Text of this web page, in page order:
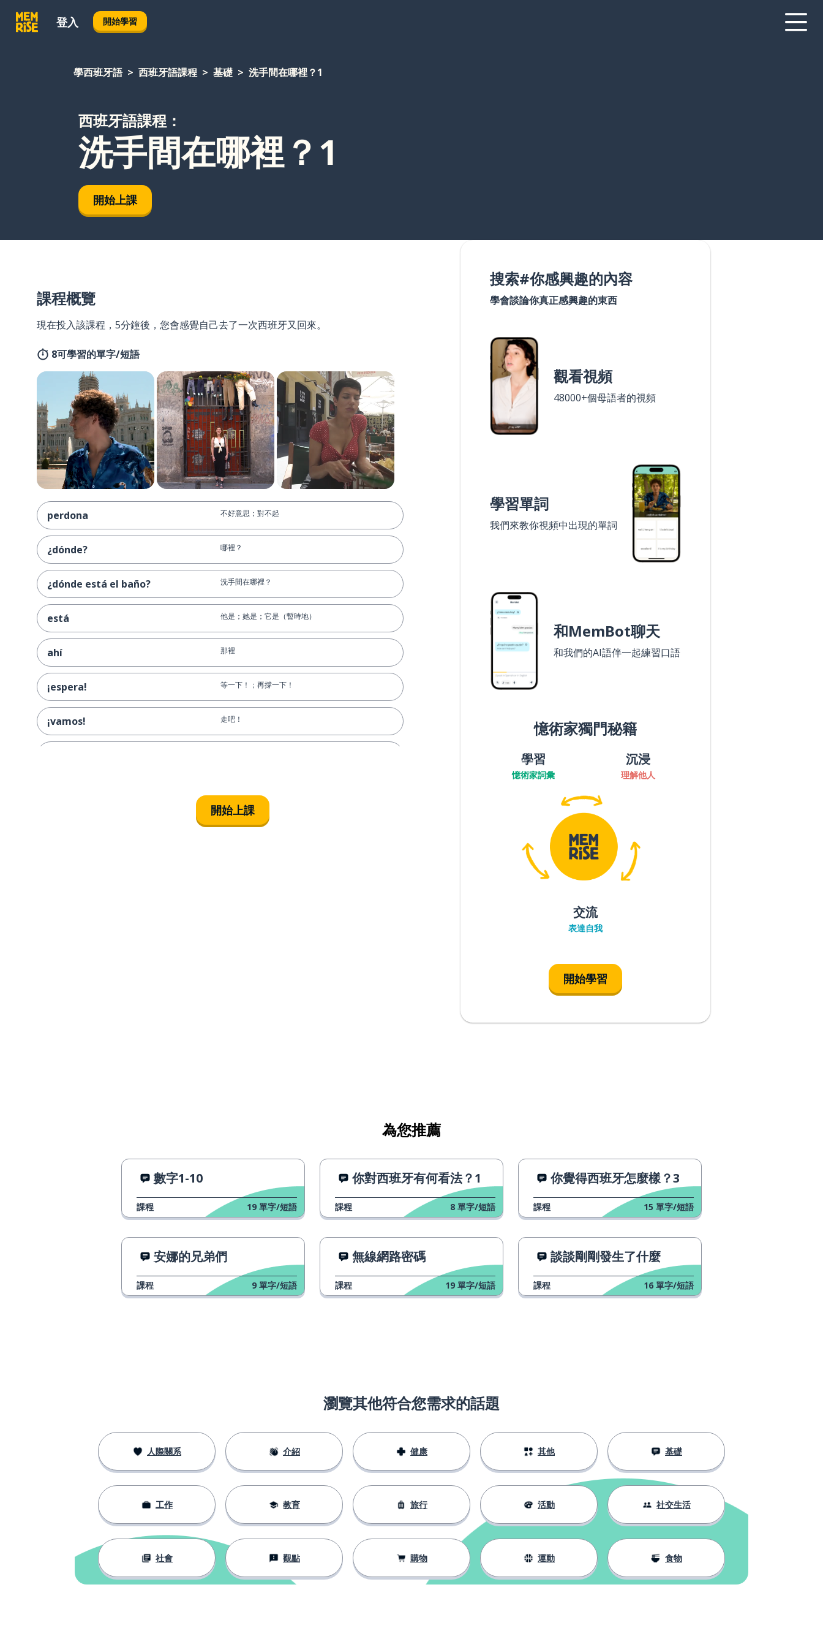
登入 開始學習
學西班牙語 西班牙語課程 基礎 洗手間在哪裡？1
西班牙語課程：
洗手間在哪裡？1
開始上課
課程概覽
現在投入該課程，5分鐘後，您會感覺自己去了一次西班牙又回來。
8可學習的單字/短語
perdona 不好意思；對不起
¿dónde? 哪裡？
¿dónde está el baño? 洗手間在哪裡？
está 他是；她是；它是（暫時地）
ahí 那裡
¡espera! 等一下！；再撐一下！
¡vamos! 走吧！
開始上課
搜索#你感興趣的內容
學會談論你真正感興趣的東西
觀看視頻
48000+個母語者的視頻
學習單詞
我們來教你視頻中出現的單詞
和MemBot聊天
和我們的AI語伴一起練習口語
憶術家獨門秘籍
學習
憶術家詞彙
沉浸
理解他人
交流
表達自我
開始學習
為您推薦
數字1-10
課程 19 單字/短語
你對西班牙有何看法？1
課程 8 單字/短語
你覺得西班牙怎麼樣？3
課程 15 單字/短語
安娜的兄弟們
課程 9 單字/短語
無線網路密碼
課程 19 單字/短語
談談剛剛發生了什麼
課程 16 單字/短語
瀏覽其他符合您需求的話題
人際關系 介紹 健康 其他 基礎
工作 教育 旅行 活動 社交生活
社會 觀點 購物 運動 食物